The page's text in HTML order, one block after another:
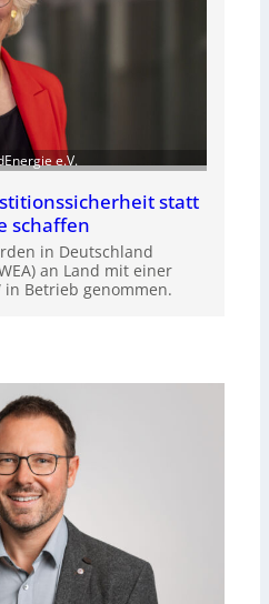
e.V.
statt
schaffen
in Deutschland
an Land mit einer
in Betrieb genommen.